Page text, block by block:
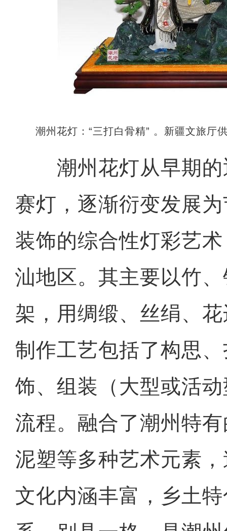
潮州花灯：“三打白骨精” 。新疆文旅厅
潮州花灯从早期的
赛灯，逐渐衍变发展
装饰的综合性灯彩艺
汕地区。其主要以竹
架，用绸缎、丝绢、
制作工艺包括了构思
饰、组装（大型或活
流程。融合了潮州特
泥塑等多种艺术元素
文化内涵丰富，乡土